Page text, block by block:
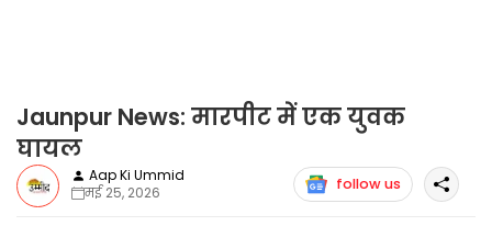
Jaunpur News: मारपीट में एक युवक
घायल
Aap Ki Ummid
मई 25, 2026
follow us